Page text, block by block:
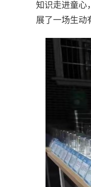
知识走进童心
展了一场生动